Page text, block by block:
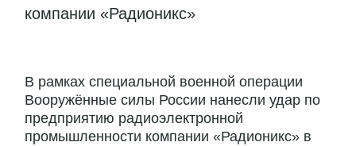
компании «Радионикс»
В рамках специальной военной операции
Вооружённые силы России нанесли удар по
предприятию радиоэлектронной
промышленности компании «Радионикс» в